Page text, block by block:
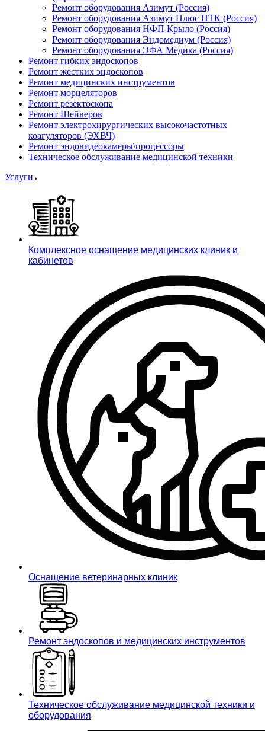
Ремонт оборудования Азимут (Россия)
Ремонт оборудования Азимут Плюс НТК (Россия)
Ремонт оборудования НФП Крыло (Россия)
Ремонт оборудования Эндомедиум (Россия)
Ремонт оборудования ЭФА Медика (Россия)
Ремонт гибких эндоскопов
Ремонт жестких эндоскопов
Ремонт медицинских инструментов
Ремонт морцеляторов
Ремонт резектоскопа
Ремонт Шейверов
Ремонт электрохирургических высокочастотных
коагуляторов (ЭХВЧ)
Ремонт эндовидеокамеры\процессоры
Техническое обслуживание медицинской техники
Услуги
Комплексное оснащение медицинских клиник и
кабинетов
Оснащение ветеринарных клиник
Ремонт эндоскопов и медицинских инструментов
Техническое обслуживание медицинской техники и
оборудования